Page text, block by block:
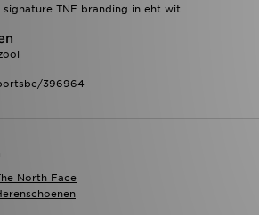
TNF branding in eht wit.
396964
North Face